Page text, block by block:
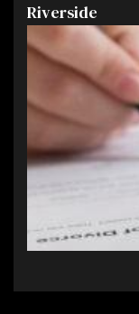
Riverside